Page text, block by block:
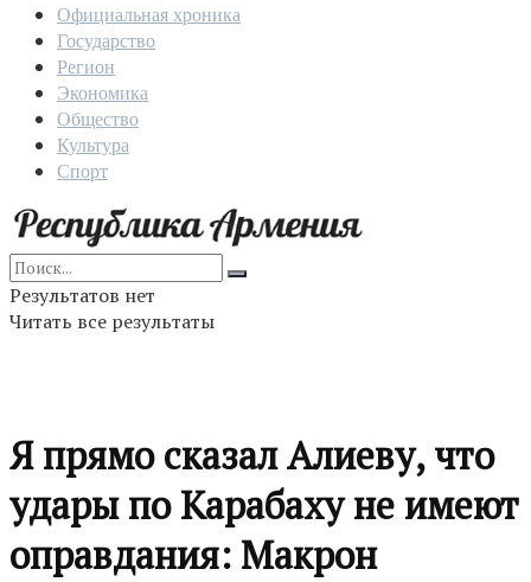
Официальная хроника
Государство
Регион
Экономика
Общество
Культура
Спорт
Результатов нет
Читать все результаты
Я прямо сказал Алиеву, что
удары по Карабаху не имеют
оправдания: Макрон